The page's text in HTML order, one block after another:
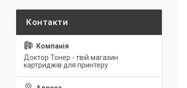
Доктор Тонер - твій магазин
картриджів для принтеру